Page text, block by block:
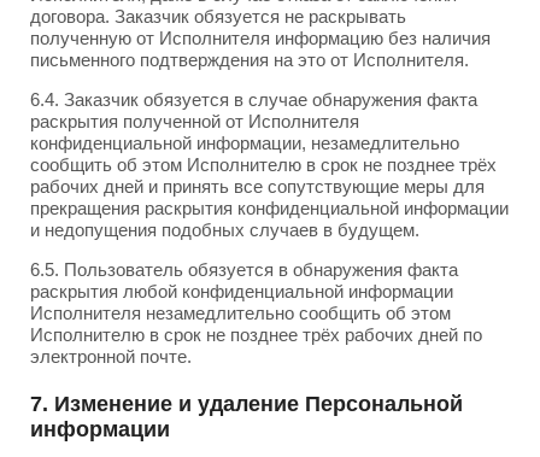
договора. Заказчик обязуется не раскрывать
полученную от Исполнителя информацию без наличия
письменного подтверждения на это от Исполнителя.
6.4. Заказчик обязуется в случае обнаружения факта
раскрытия полученной от Исполнителя
конфиденциальной информации, незамедлительно
сообщить об этом Исполнителю в срок не позднее трёх
рабочих дней и принять все сопутствующие меры для
прекращения раскрытия конфиденциальной информации
и недопущения подобных случаев в будущем.
6.5. Пользователь обязуется в обнаружения факта
раскрытия любой конфиденциальной информации
Исполнителя незамедлительно сообщить об этом
Исполнителю в срок не позднее трёх рабочих дней по
электронной почте.
7. Изменение и удаление Персональной
информации